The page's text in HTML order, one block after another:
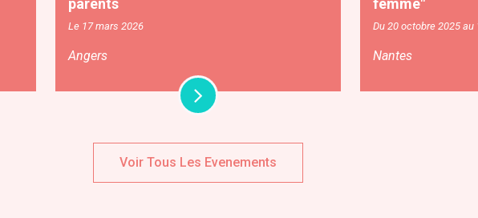
parents
Le 17 mars 2026
Angers
femme"
Du 20 octobre 2025
Nantes
Voir Tous Les Evenements